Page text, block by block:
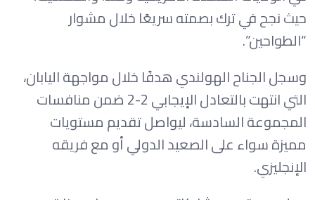
حيث نجح في ترك بصمته سريعًا خلال مشوار
“الطواحين”.
وسجل الجناح الهولندي هدفًا خلال مواجهة اليابان،
التي انتهت بالتعادل الإيجابي 2-2 ضمن منافسات
المجموعة السادسة، ليواصل تقديم مستويات
مميزة سواء على الصعيد الدولي أو مع فريقه
الإنجليزي.